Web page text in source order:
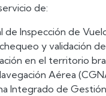
de:
de Inspección de
y validación
en el territorio
Aérea
Integrado de